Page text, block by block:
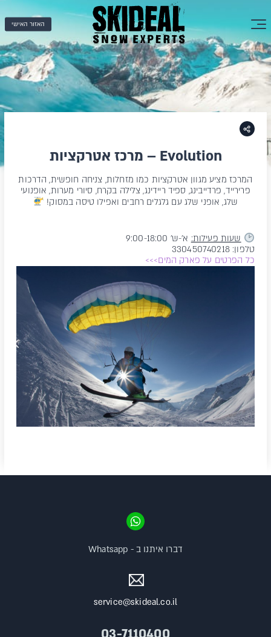
האזור האישי
Evolution – מרכז אטרקציות
המרכז מציע מגוון אטרקציות כמו מזחלות, צניחה חופשית, הדרכות
פרירייד, פרדייבינג, ספיד ריידינג, צלילה בקרח, סיורי מערות, אופנועי
שלג, אופני שלג עם גלגלים רחבים ואפילו טיסה במסוק!
שעות פעילות: א'-ש' 9:00-18:00
טלפון: 330450740218
כל הפרטים על פארק המים>>>
service@skideal.co.il
דברו איתנו ב - Whatsapp